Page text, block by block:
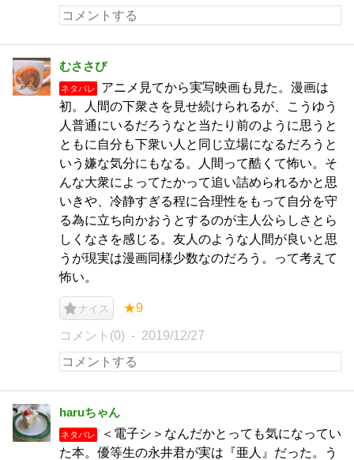
むささび
ネタバレ
アニメ見てから実写映画も見た。漫画は
初。人間の下衆さを見せ続けられるが、こうゆう
人普通にいるだろうなと当たり前のように思うと
ともに自分も下衆い人と同じ立場になるだろうと
いう嫌な気分にもなる。人間って酷くて怖い。そ
んな大衆によってたかって追い詰められるかと思
いきや、冷静すぎる程に合理性をもって自分を守
る為に立ち向かおうとするのが主人公らしさとら
しくなさを感じる。友人のような人間が良いと思
うが現実は漫画同様少数なのだろう。って考えて
怖い。
ナイス ★9
コメント(0) 2019/12/27
haruちゃん
ネタバレ
＜電子シ＞なんだかとっても気になってい
た本。優等生の永井君が実は『亜人』だった。う